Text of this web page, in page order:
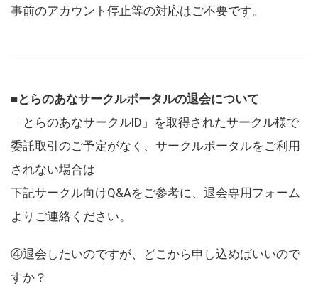
事前のアカウント停止等の対応はご不要です。
■とらのあなサークルポータルの退会について
「とらのあなサークルID」を取得されたサークル様で
委託取引のご予定がなく、サークルポータルをご利用
されない場合は
下記サークル向けQ&Aをご参考に、退会専用フォーム
よりご連絡ください。
④退会したいのですが、どこから申し込めばいいので
すか？